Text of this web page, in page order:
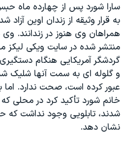
سارا شورد پس از چهارده ماه
به قرار وثيقه از زندان اوين آزاد
همراهان وی هنوز در زندانند.
منتشر شده در سايت ويکی ليکز
گردشگر آمريکايی هنگام
و گلوله ای به سمت آنها شليک
عبور کرده است، صحت ندارد. اما
خانم شورد تأکيد کرد در محلی
شدند، تابلويی وجود نداشت که
نشان دهد.